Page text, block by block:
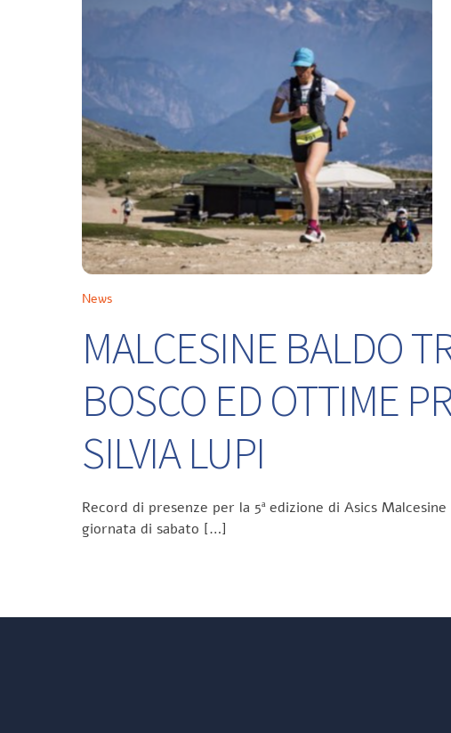
News
MALCESINE BALDO
BOSCO ED OTTIME
SILVIA LUPI
Record di presenze per la 5ª edizione di Asics
giornata di sabato […]